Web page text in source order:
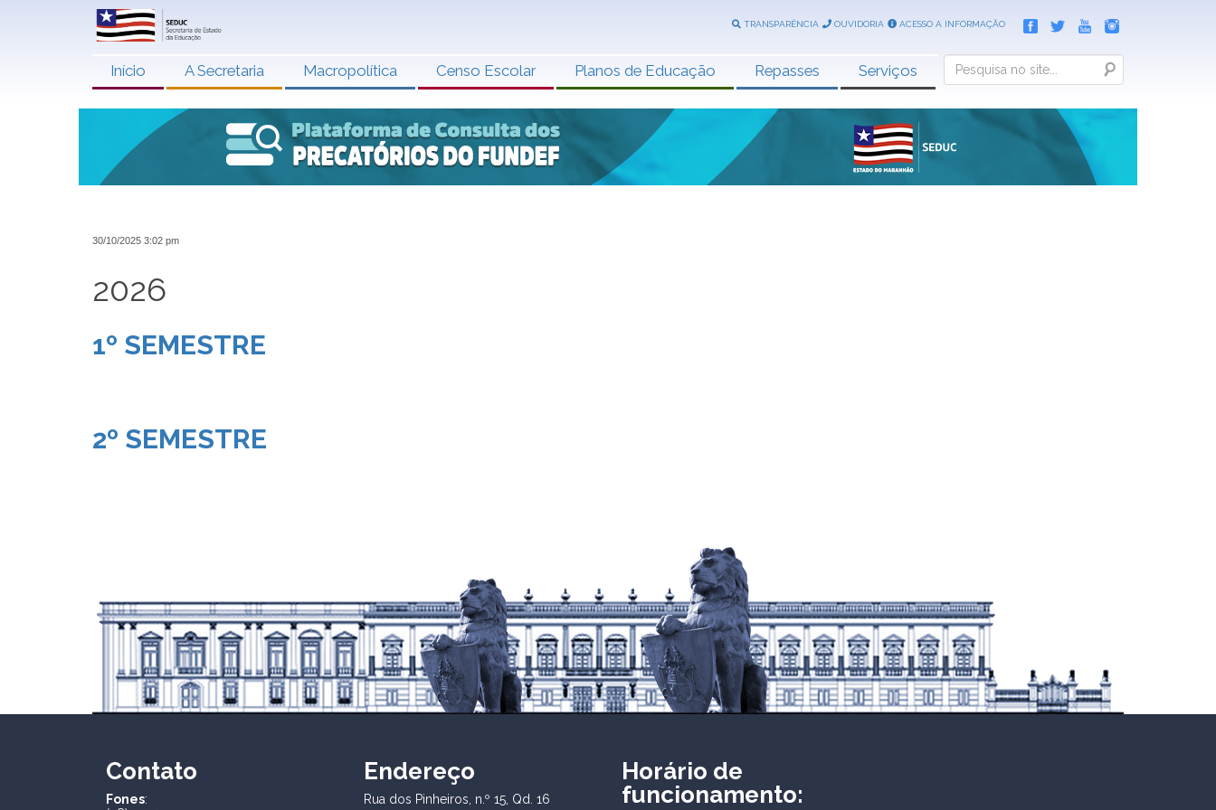
TRANSPARÊNCIA OUVIDORIA ACESSO A INFORMAÇÃO
Início A Secretaria Macropolítica Censo Escolar Planos de Educação Repasses Serviços Search
30/10/2025 3:02 pm
2026
1º SEMESTRE
2º SEMESTRE
Contato
Fones:
Endereço
Rua dos Pinheiros, n.º 15, Qd. 16
Horário de
funcionamento: